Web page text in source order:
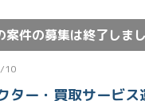
案件の募集は終了しまし
10
ター・買取サービ